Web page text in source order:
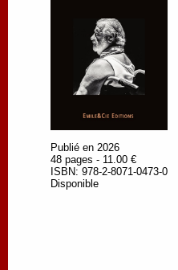
Publié en 2026
48 pages - 11.00 €
ISBN: 978-2-8071-0473-0
Disponible